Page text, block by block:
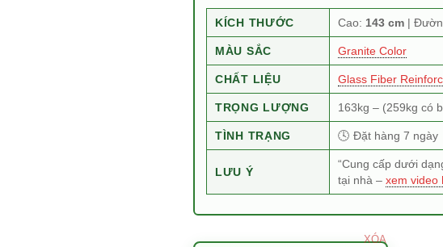
KÍCH THƯỚC Cao: 143 cm |
MÀU SẮC Granite Color
CHẤT LIỆU Glass Fiber
TRỌNG LƯỢNG 163kg – (259kg có
TÌNH TRẠNG 🕓 Đặt hàng 7 ngày
LƯU Ý
“Cung cấp dưới
tại nhà – xem video
XÓA